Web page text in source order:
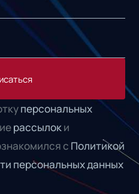
персональных
рассылоки
с Политикой
персональных данных